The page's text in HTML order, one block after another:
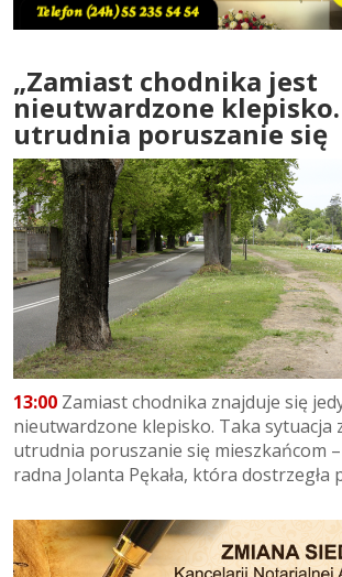
„Zamiast chodnika jest
nieutwardzone klepisko.
utrudnia poruszanie się
13:00 Zamiast chodnika znajduje się
nieutwardzone klepisko. Taka sytuacja
utrudnia poruszanie się mieszkańcom
radna Jolanta Pękała, która dostrzegła